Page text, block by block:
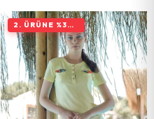
2. ÜRÜNE %30 İNDIRIM